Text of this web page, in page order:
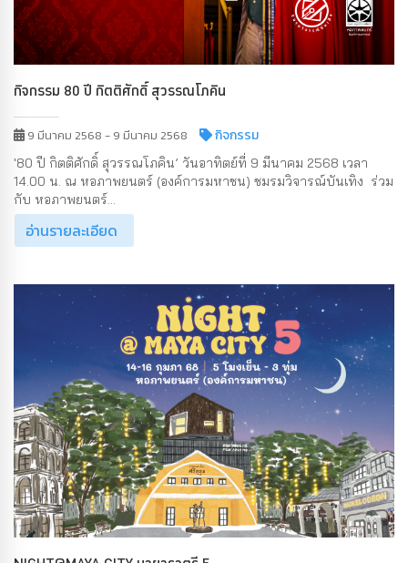
กิจกรรม 80 ปี กิตติศักดิ์ สุวรรณโภคิน
9 มีนาคม 2568 - 9 มีนาคม 2568 กิจกรรม
'80 ปี กิตติศักดิ์ สุวรรณโภคิน’ วันอาทิตย์ที่ 9 มีนาคม 2568 เวลา
14.00 น. ณ หอภาพยนตร์ (องค์การมหาชน) ชมรมวิจารณ์บันเทิง ร่วม
กับ หอภาพยนตร์...
อ่านรายละเอียด